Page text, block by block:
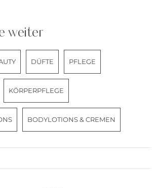
weiter
DÜFTE PFLEGE
KÖRPERPFLEGE
BODYLOTIONS & CREMEN